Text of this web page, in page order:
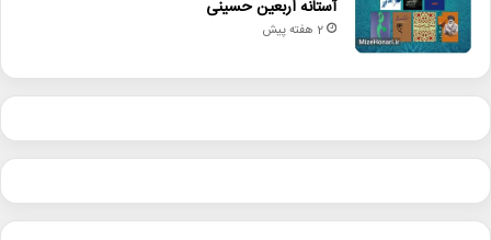
آستانه اربعین حسینی
2 هفته پیش